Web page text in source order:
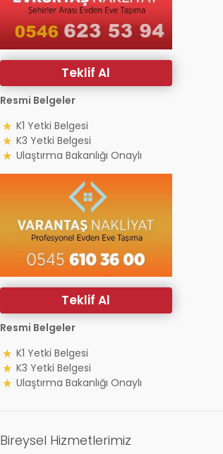
Teklif Al
Resmi Belgeler
K1 Yetki Belgesi
K3 Yetki Belgesi
Ulaştırma Bakanlığı Onaylı
Teklif Al
Resmi Belgeler
K1 Yetki Belgesi
K3 Yetki Belgesi
Ulaştırma Bakanlığı Onaylı
Bireysel Hizmetlerimiz